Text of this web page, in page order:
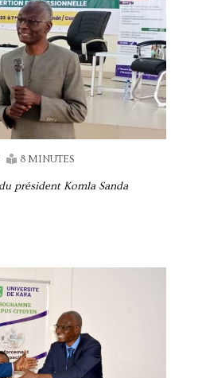
8 MINUTES
président Komla Sanda